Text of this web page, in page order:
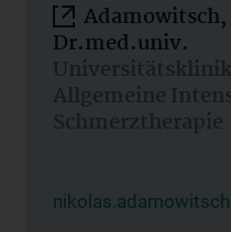
Dr.med.univ.
Allgemeine
Schmerztherapie